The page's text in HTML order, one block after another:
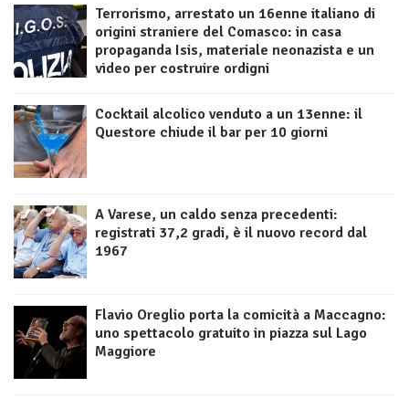
Terrorismo, arrestato un 16enne italiano di
origini straniere del Comasco: in casa
propaganda Isis, materiale neonazista e un
video per costruire ordigni
Cocktail alcolico venduto a un 13enne: il
Questore chiude il bar per 10 giorni
A Varese, un caldo senza precedenti:
registrati 37,2 gradi, è il nuovo record dal
1967
Flavio Oreglio porta la comicità a Maccagno:
uno spettacolo gratuito in piazza sul Lago
Maggiore